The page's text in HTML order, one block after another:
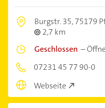
Burgstr. 35,75179
2,7 km
Geschlossen –
07231 45 77 90-0
Webseite